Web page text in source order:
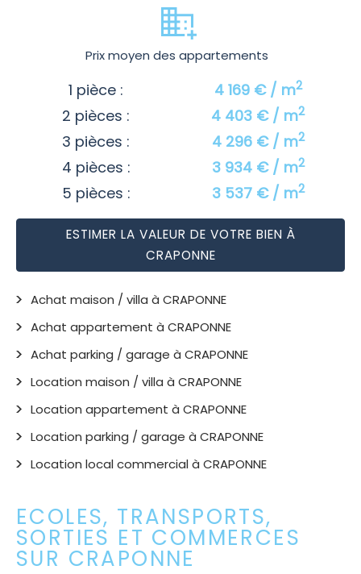
Prix moyen des appartements
1 pièce : 4 169 € / m2
2 pièces : 4 403 € / m2
3 pièces : 4 296 € / m2
4 pièces : 3 934 € / m2
5 pièces : 3 537 € / m2
ESTIMER LA VALEUR DE VOTRE BIEN À
CRAPONNE
Achat maison / villa à CRAPONNE
Achat appartement à CRAPONNE
Achat parking / garage à CRAPONNE
Location maison / villa à CRAPONNE
Location appartement à CRAPONNE
Location parking / garage à CRAPONNE
Location local commercial à CRAPONNE
ECOLES, TRANSPORTS,
SORTIES ET COMMERCES
SUR CRAPONNE